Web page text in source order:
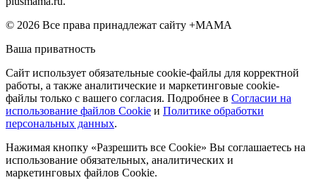
© 2026 Все права принадлежат сайту +МАМА
Ваша приватность
Сайт использует обязательные cookie-файлы для корректной
работы, а также аналитические и маркетинговые cookie-
файлы только с вашего согласия. Подробнее в Согласии на
использование файлов Cookie и Политике обработки
персональных данных.
Нажимая кнопку «Разрешить все Cookie» Вы соглашаетесь на
использование обязательных, аналитических и
маркетинговых файлов Cookie.